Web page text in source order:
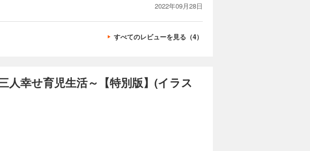
2022年09月28日
すべてのレビューを見る（4）
人幸せ育児生活～【特別版】(イラス